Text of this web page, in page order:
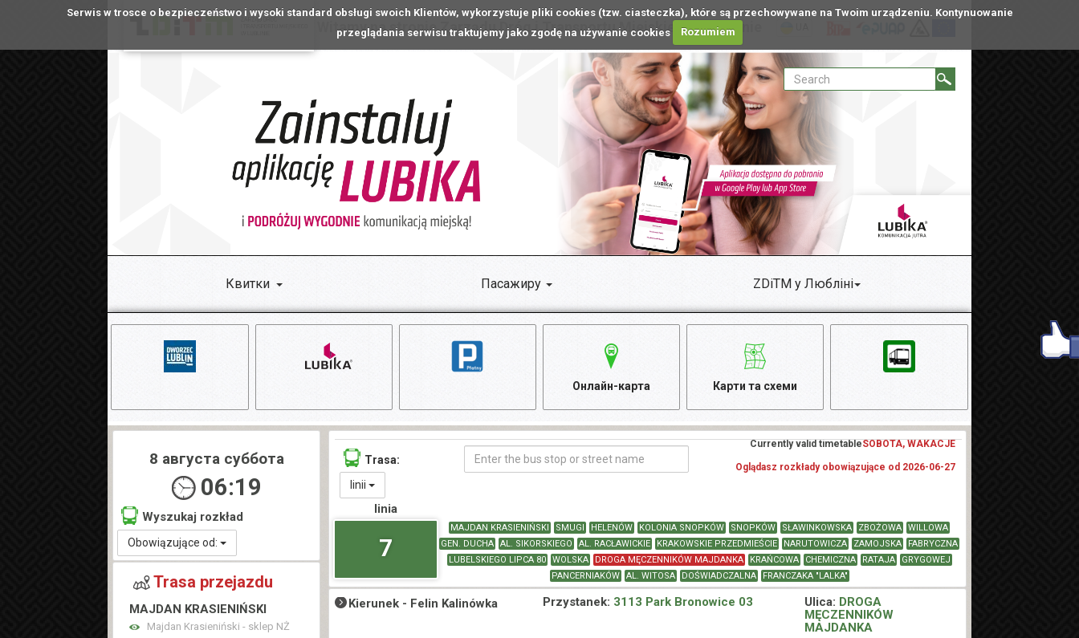
Serwis w trosce o bezpieczeństwo i wysoki standard obsługi swoich Klientów, wykorzystuje pliki cookies (tzw. ciasteczka), które są przechowywane na Twoim urządzeniu. Kontynuowanie
przeglądania serwisu traktujemy jako zgodę na używanie cookies
Rozumiem
Witamy na stronie Zarządu Dróg i Transportu Miejskiego w Lublinie
Квитки Пасажиру ZDiTM у Любліні
Онлайн-карта Карти та схеми
Trasa:
linii
Currently valid timetableSOBOTA, WAKACJE
Oglądasz rozkłady obowiązujące od 2026-06-27
linia
7
MAJDAN KRASIENIŃSKI SMUGI HELENÓW KOLONIA SNOPKÓW SNOPKÓW SŁAWINKOWSKA ZBOŻOWA
WILLOWA
GEN. DUCHA
AL. SIKORSKIEGO AL. RACŁAWICKIE KRAKOWSKIE PRZEDMIEŚCIE NARUTOWICZA ZAMOJSKA
FABRYCZNA
LUBELSKIEGO LIPCA 80
WOLSKA DROGA MĘCZENNIKÓW MAJDANKA KRAŃCOWA CHEMICZNA RATAJA
GRYGOWEJ
PANCERNIAKÓW
AL. WITOSA DOŚWIADCZALNA FRANCZAKA "LALKA"
Kierunek - Felin Kalinówka Przystanek: 3113 Park Bronowice 03 Ulica: DROGA
MĘCZENNIKÓW
MAJDANKA
8 августа суббота
06:19
Wyszukaj rozkład
Obowiązujące od:
Trasa przejazdu
MAJDAN KRASIENIŃSKI
Majdan Krasieniński - sklep NŻ